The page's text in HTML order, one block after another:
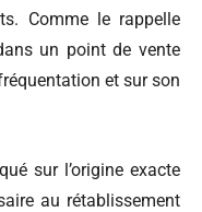
Comme le rappelle
un point de vente
et sur son
sur l’origine exacte
au rétablissement